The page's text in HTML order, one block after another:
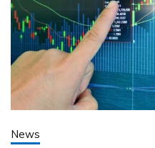
News